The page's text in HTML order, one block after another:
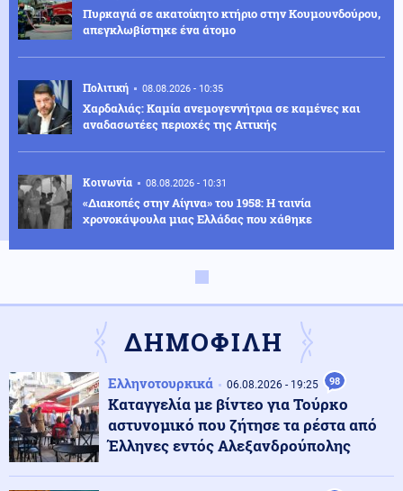
Πυρκαγιά σε ακατοίκητο κτήριο στην Κουμουνδούρου,
απεγκλωβίστηκε ένα άτομο
Πολιτική 08.08.2026 - 10:35
Χαρδαλιάς: Καμία ανεμογεννήτρια σε καμένες και
αναδασωτέες περιοχές της Αττικής
Κοινωνία 08.08.2026 - 10:31
«Διακοπές στην Αίγινα» του 1958: Η ταινία
χρονοκάψουλα μιας Ελλάδας που χάθηκε
Οικονομία
Ο «χάρτης» των πληρωμών από τον e-ΕΦΚΑ και τη
ΔΥΠΑ έως τις 14 Αυγούστου
Κοινωνία
Λάρισα: Μικρή βελτίωση για τον 43χρονο που
ΔΗΜΟΦΙΛΗ
Ελληνοτουρκικά 06.08.2026 - 19:25 98
Καταγγελία με βίντεο για Τούρκο
αστυνομικό που ζήτησε τα ρέστα από
Έλληνες εντός Αλεξανδρούπολης